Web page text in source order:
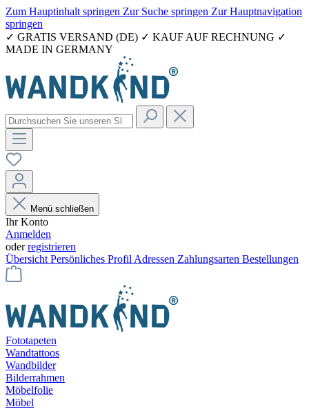
Zum Hauptinhalt springen Zur Suche springen Zur Hauptnavigation
springen
✓ GRATIS VERSAND (DE) ✓ KAUF AUF RECHNUNG ✓
MADE IN GERMANY
Menü schließen
Ihr Konto
Anmelden
oderregistrieren
Übersicht Persönliches Profil Adressen Zahlungsarten Bestellungen
Fototapeten
Wandtattoos
Wandbilder
Bilderrahmen
Möbelfolie
Möbel